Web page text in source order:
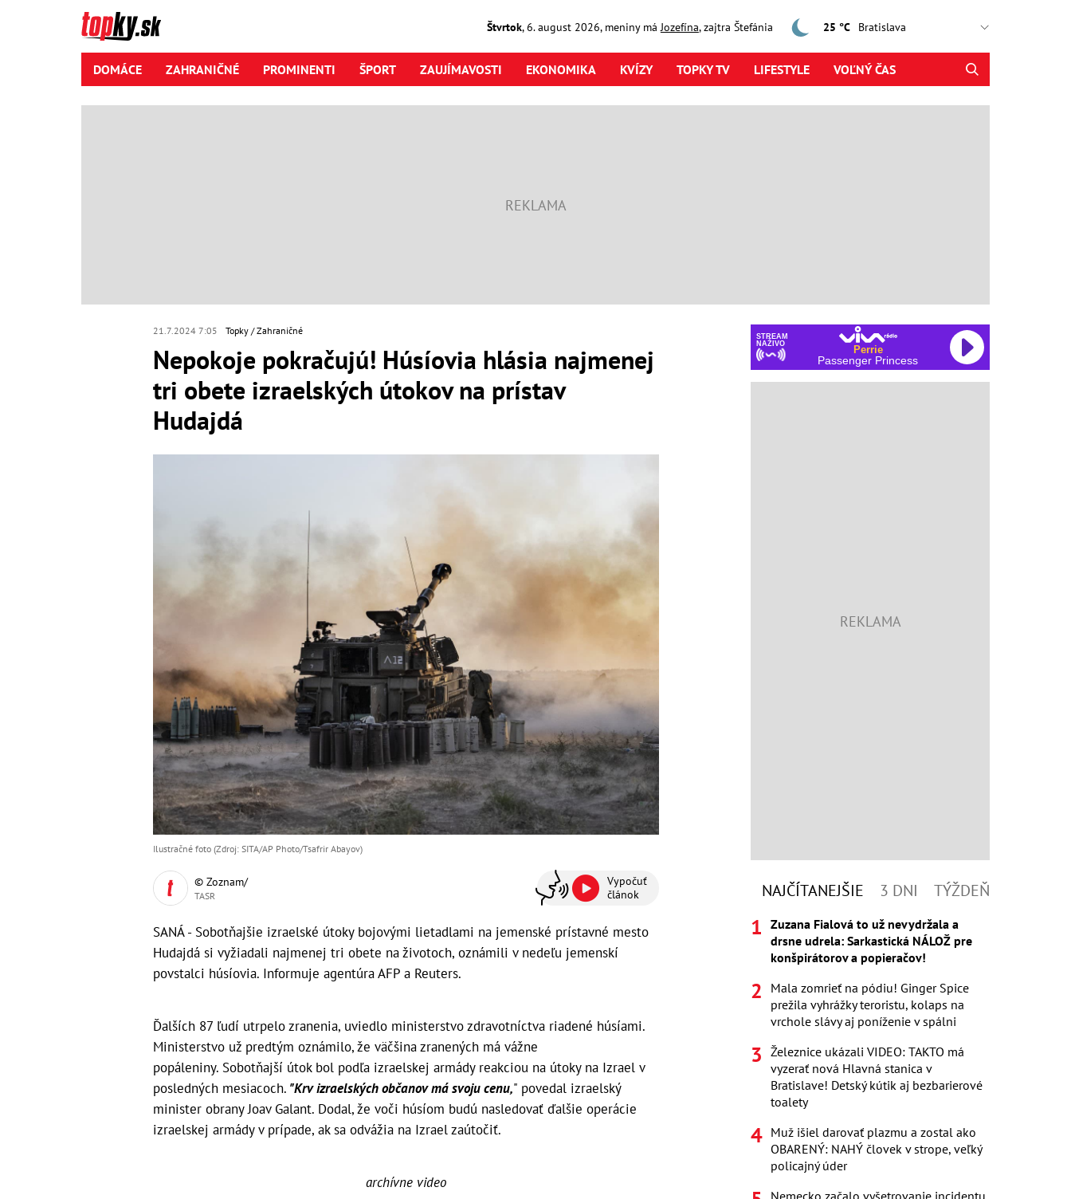
Štvrtok,6. august2026, meniny má Jozefína, zajtra Štefánia 25 °C
DOMÁCE ZAHRANIČNÉ PROMINENTI ŠPORT ZAUJÍMAVOSTI EKONOMIKA KVÍZY TOPKY TV LIFESTYLE VOĽNÝ ČAS
21.7.2024 7:05 Topky Zahraničné
Nepokoje pokračujú! Húsíovia hlásia najmenej
tri obete izraelských útokov na prístav
Hudajdá
Ilustračné foto (Zdroj: SITA/AP Photo/Tsafrir Abayov)
© Zoznam/
TASR
Vypočuť
článok
SANÁ - Sobotňajšie izraelské útoky bojovými lietadlami na jemenské prístavné mesto
Hudajdá si vyžiadali najmenej tri obete na životoch, oznámili v nedeľu jemenskí
povstalci húsíovia. Informuje agentúra AFP a Reuters.
Ďalších 87 ľudí utrpelo zranenia, uviedlo ministerstvo zdravotníctva riadené húsíami.
Ministerstvo už predtým oznámilo, že väčšina zranených má vážne
popáleniny. Sobotňajší útok bol podľa izraelskej armády reakciou na útoky na Izrael v
posledných mesiacoch. "Krv izraelských občanov má svoju cenu," povedal izraelský
minister obrany Joav Galant. Dodal, že voči húsíom budú nasledovať ďalšie operácie
izraelskej armády v prípade, ak sa odvážia na Izrael zaútočiť.
archívne video
STREAM
NAŽIVO
Perrie
Passenger Princess
NAJČÍTANEJŠIE 3 DNI TÝŽDEŇ
Zuzana Fialová to už nevydržala a
drsne udrela: Sarkastická NÁLOŽ pre
konšpirátorov a popieračov!
Mala zomrieť na pódiu! Ginger Spice
prežila vyhrážky teroristu, kolaps na
vrchole slávy aj poníženie v spálni
Železnice ukázali VIDEO: TAKTO má
vyzerať nová Hlavná stanica v
Bratislave! Detský kútik aj bezbarierové
toalety
Muž išiel darovať plazmu a zostal ako
OBARENÝ: NAHÝ človek v strope, veľký
policajný úder